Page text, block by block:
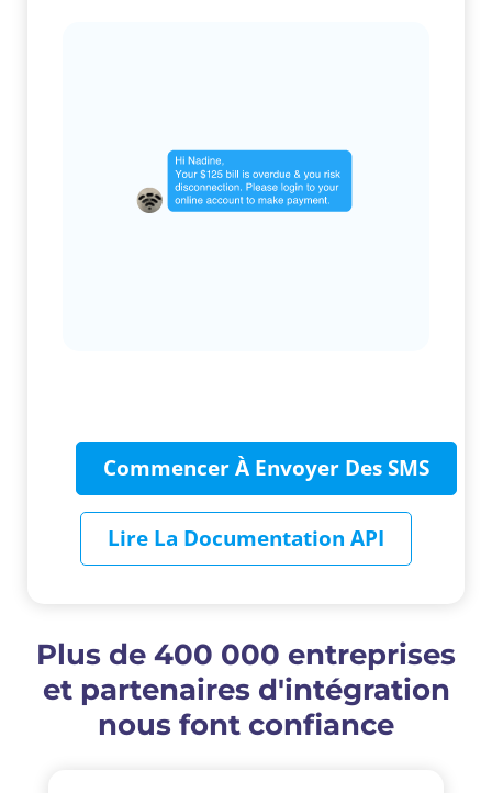
Commencer À Envoyer Des SMS
Lire La Documentation API
Plus de 400 000 entreprises
et partenaires d'intégration
nous font confiance